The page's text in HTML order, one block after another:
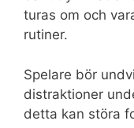
turas om och
rutiner.
Spelare bör
distraktioner
detta kan störa